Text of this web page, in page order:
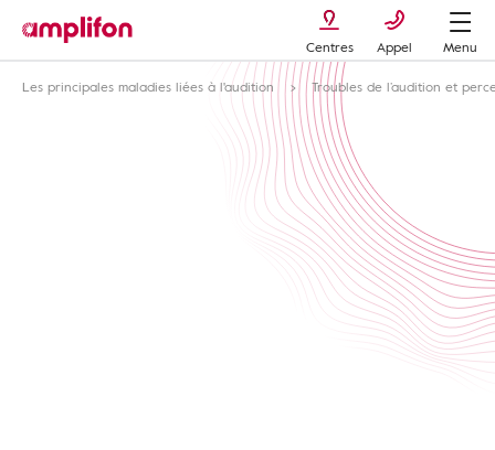
Centres Appel
Menu
Les principales maladies liées à l'audition
Troubles de l’audition et